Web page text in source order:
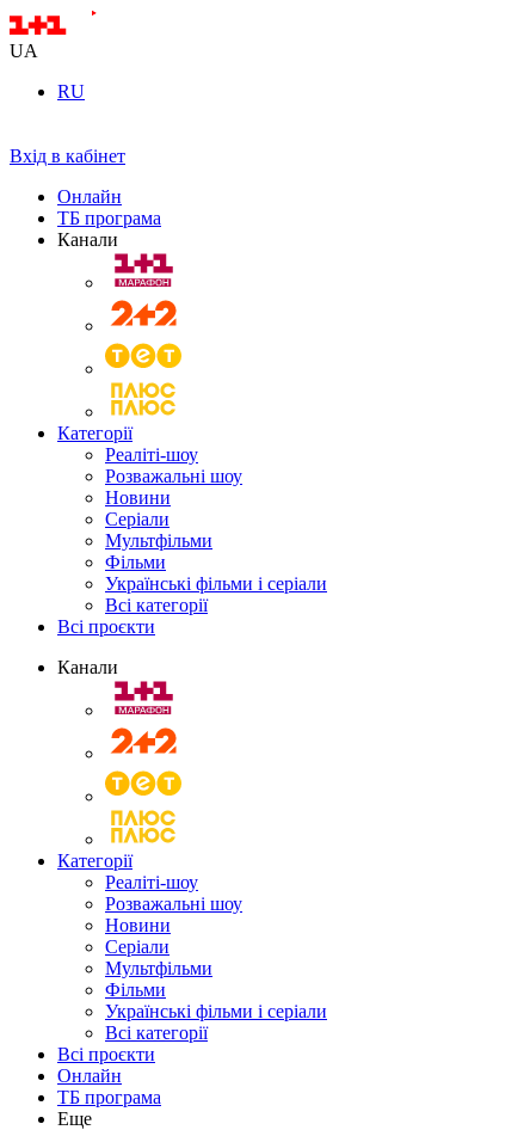
UA
RU
Вхід в кабінет
Онлайн
ТБ програма
Канали
Категорії
Реаліті-шоу
Розважальні шоу
Новини
Серіали
Мультфільми
Фільми
Українські фільми і серіали
Всі категорії
Всі проєкти
Канали
Категорії
Реаліті-шоу
Розважальні шоу
Новини
Серіали
Мультфільми
Фільми
Українські фільми і серіали
Всі категорії
Всі проєкти
Онлайн
ТБ програма
Еще